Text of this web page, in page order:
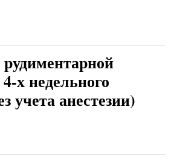
х недельного
учета анестезии)